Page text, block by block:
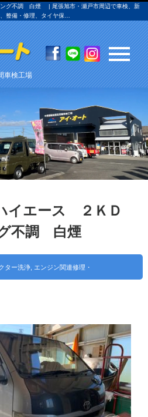
グ不調 白煙 | 尾張旭市・瀬戸市周辺で車検、新
整備・修理、タイヤ保…
車検工場
イエース ２ＫＤ
不調 白煙
ター洗浄, エンジン関連修理・